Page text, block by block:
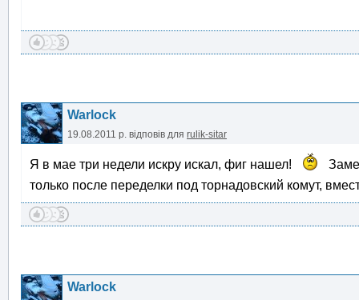
Warlock
19.08.2011 р. відповів для rulik-sitar
Я в мае три недели искру искал, фиг нашел!
только после переделки под торнадовский комут,
Warlock